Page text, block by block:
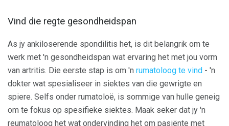
Vind die regte gesondheidspan
As jy ankiloserende spondilitis het, is dit belangrik om te
werk met 'n gesondheidspan wat ervaring het met jou vorm
van artritis. Die eerste stap is om 'n rumatoloog te vind - 'n
dokter wat spesialiseer in siektes van die gewrigte en
spiere. Selfs onder rumatoloë, is sommige van hulle geneig
om te fokus op spesifieke siektes. Maak seker dat jy 'n
reumatoloog het wat ondervinding het om pasiënte met